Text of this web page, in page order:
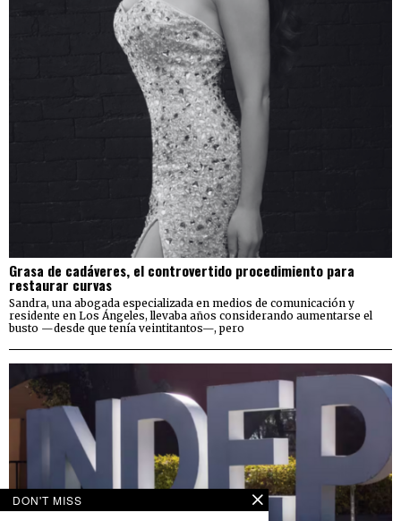
Grasa de cadáveres, el controvertido procedimiento para
restaurar curvas
Sandra, una abogada especializada en medios de comunicación y
residente en Los Ángeles, llevaba años considerando aumentarse el
busto —desde que tenía veintitantos—, pero
DON'T MISS